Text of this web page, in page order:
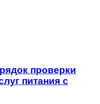
проверки
питания с